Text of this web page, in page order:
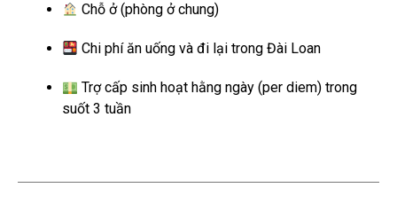
Chỗ ở (phòng ở chung)
Chi phí ăn uống và đi lại trong Đài Loan
Trợ cấp sinh hoạt hằng ngày (per diem) trong
suốt 3 tuần